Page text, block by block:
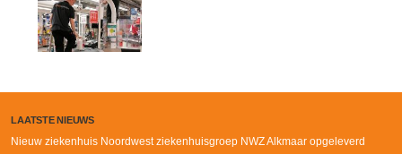
LAATSTE NIEUWS
Nieuw ziekenhuis Noordwest ziekenhuisgroep NWZ Alkmaar opgeleverd